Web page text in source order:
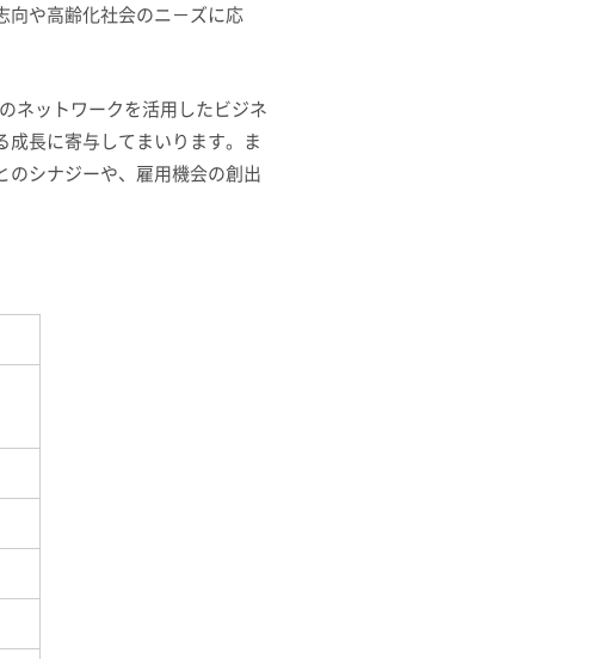
向や高齢化社会のニ－ズに応
ネットワークを活用したビジネ
長に寄与してまいります。ま
シナジーや、雇用機会の創出